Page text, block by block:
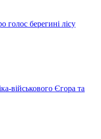
берегині лісу
військового Єгора та